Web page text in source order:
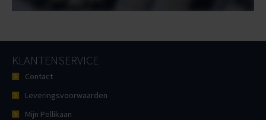
KLANTENSERVICE
Contact
Leveringsvoorwaarden
Mijn Pellikaan